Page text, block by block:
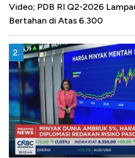
Video; PDB RI Q2-2026
Bertahan di Atas 6.300
2.